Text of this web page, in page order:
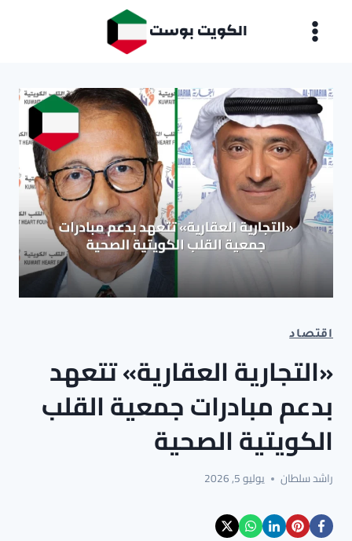
الكويت بوست
اقتصاد
«التجارية العقارية» تتعهد
بدعم مبادرات جمعية القلب
الكويتية الصحية
راشد سلطان يوليو 5, 2026